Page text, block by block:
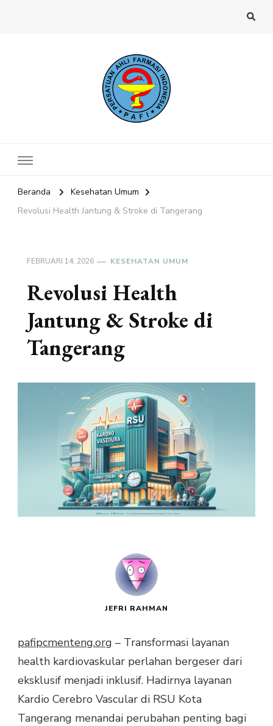
Beranda
Kesehatan Umum
Revolusi Health Jantung & Stroke di Tangerang
FEBRUARI 14, 2026 KESEHATAN UMUM
Revolusi Health
Jantung & Stroke di
Tangerang
JEFRI RAHMAN
pafipcmenteng.org – Transformasi layanan
health kardiovaskular perlahan bergeser dari
eksklusif menjadi inklusif. Hadirnya layanan
Kardio Cerebro Vascular di RSU Kota
Tangerang menandai perubahan penting bagi